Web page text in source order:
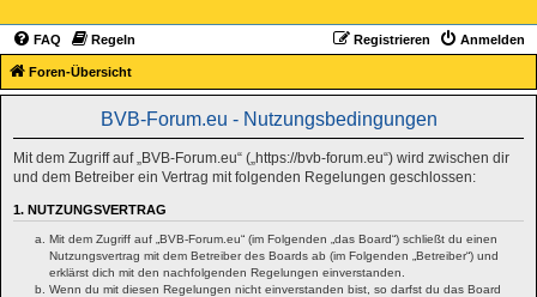
FAQ Regeln Anmelden
Registrieren
Foren-Übersicht
BVB-Forum.eu - Nutzungsbedingungen
Mit dem Zugriff auf „BVB-Forum.eu“ („https://bvb-forum.eu“) wird zwischen dir
und dem Betreiber ein Vertrag mit folgenden Regelungen geschlossen:
1. NUTZUNGSVERTRAG
Mit dem Zugriff auf „BVB-Forum.eu“ (im Folgenden „das Board“) schließt du einen
Nutzungsvertrag mit dem Betreiber des Boards ab (im Folgenden „Betreiber“) und
erklärst dich mit den nachfolgenden Regelungen einverstanden.
Wenn du mit diesen Regelungen nicht einverstanden bist, so darfst du das Board